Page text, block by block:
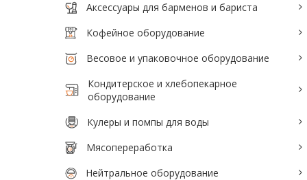
Производители / Бренды
Прайс-листы
Аксессуары для барменов и бариста
Кофейное оборудование
Весовое и упаковочное оборудование
Кондитерское и хлебопекарное
оборудование
Кулеры и помпы для воды
Мясопереработка
Нейтральное оборудование